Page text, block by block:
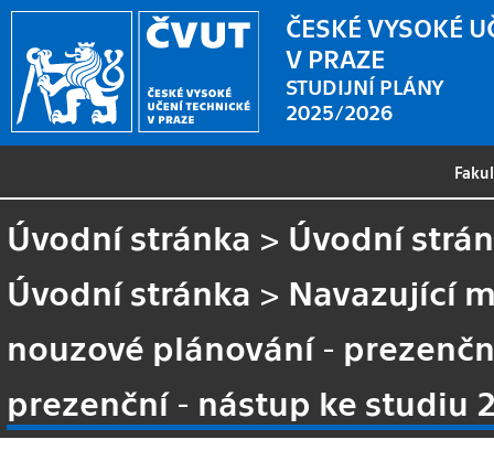
ČESKÉ VYSOKÉ
V PRAZE
STUDIJNÍ PLÁNY
2025/2026
Úvodní stránka > Úvodní
Úvodní stránka > Navazující
nouzové plánování -
prezenční - nástup ke studiu